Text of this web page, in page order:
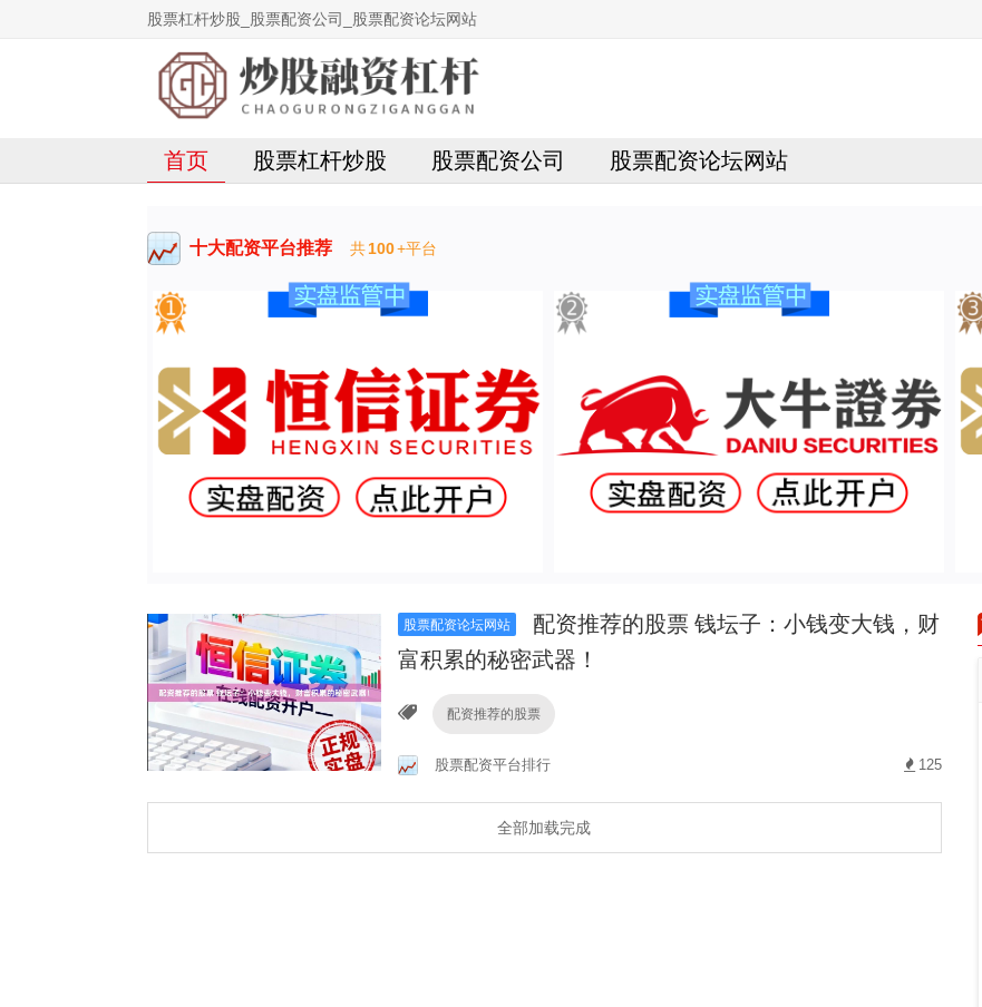
股票杠杆炒股_股票配资公司_股票配资论坛网站
首页 股票杠杆炒股 股票配资公司 股票配资论坛网站
十大配资平台推荐 共100+平台
股票配资论坛网站
配资推荐的股票 钱坛子：小钱变大钱，财
富积累的秘密武器！
配资推荐的股票
股票配资平台排行 125
全部加载完成